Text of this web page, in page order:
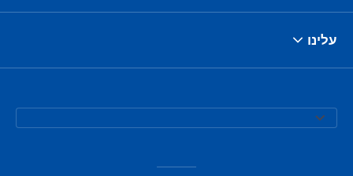
עלינו